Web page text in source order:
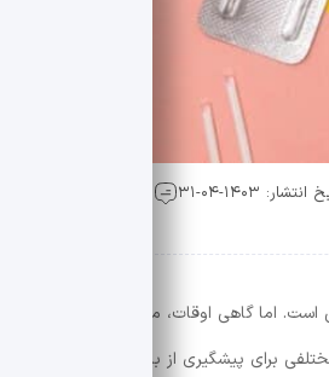
۱۴۰۳-۰۴-۳۱
است. اما گاهی اوقات، ممکن است تمایل به
برای پیشگیری از بارداری وجود دارد که